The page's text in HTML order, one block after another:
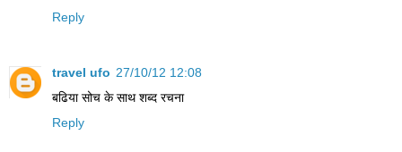
Reply
travel ufo 27/10/12 12:08
बढिया सोच के साथ शब्द रचना
Reply